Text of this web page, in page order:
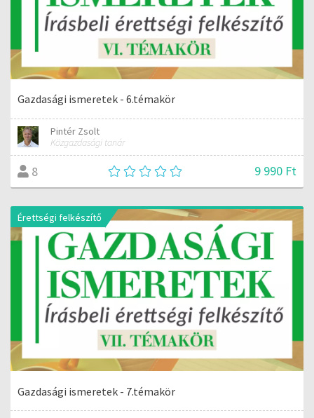
Gazdasági ismeretek - 6.témakör
Pintér Zsolt
Közgazdasági tanár
8 9 990 Ft
Érettségi felkészítő
Gazdasági ismeretek - 7.témakör